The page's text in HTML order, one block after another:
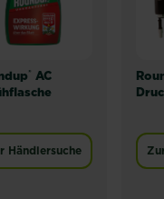
Konzentrat
® AC
Händlersuche